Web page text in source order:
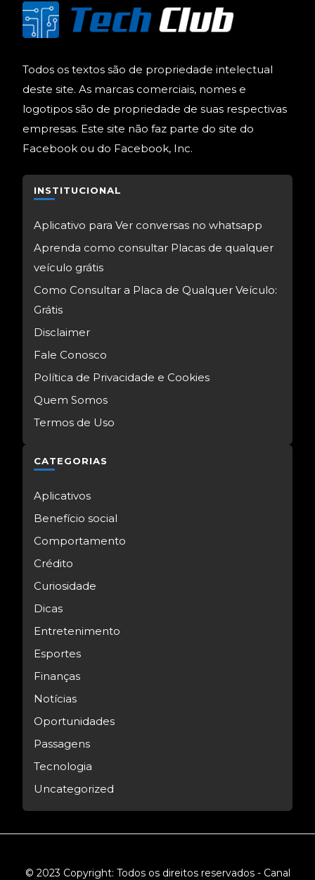
Todos os textos são de propriedade intelectual
deste site. As marcas comerciais, nomes e
logotipos são de propriedade de suas respectivas
empresas. Este site não faz parte do site do
Facebook ou do Facebook, Inc.
INSTITUCIONAL
Aplicativo para Ver conversas no whatsapp
Aprenda como consultar Placas de qualquer
veículo grátis
Como Consultar a Placa de Qualquer Veículo:
Grátis
Disclaimer
Fale Conosco
Política de Privacidade e Cookies
Quem Somos
Termos de Uso
CATEGORIAS
Aplicativos
Benefício social
Comportamento
Crédito
Curiosidade
Dicas
Entretenimento
Esportes
Finanças
Notícias
Oportunidades
Passagens
Tecnologia
Uncategorized
© 2023 Copyright: Todos os direitos reservados - Canal